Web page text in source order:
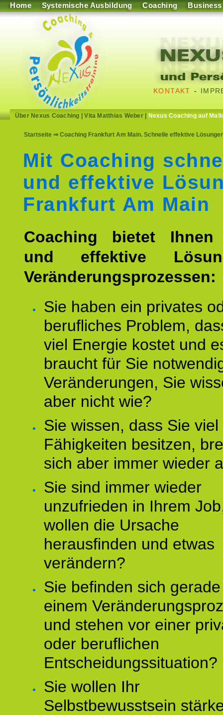
Home Systemische Ausbildung Coaching Business
KONTAKT -
Über Nexus Coaching |Vita Matthias Weber| Nexus Coaching auf
Startseite ⇒ Coaching Frankfurt Am Main. Schnelle effektive
Mit Coaching
und effektive
Frankfurt Am Main
Coaching bietet Ihnen
und effektive
Veränderungsprozessen:
Sie haben ein privates
berufliches Problem,
viel Energie kostet und
braucht für Sie
Veränderungen, Sie
aber nicht wie?
Sie wissen, dass Sie
Fähigkeiten besitzen,
sich aber immer wieder
Sie sind immer wieder
unzufrieden in Ihrem
wollen die Ursache
herausfinden und etwas
verändern?
Sie befinden sich
einem
und stehen vor einer
oder beruflichen
Entscheidungssituation?
Sie wollen Ihr
Selbstbewusstsein